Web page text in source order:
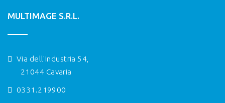
MULTIMAGE S.R.L.
Via dell'Industria 54,
21044 Cavaria
0331.219900